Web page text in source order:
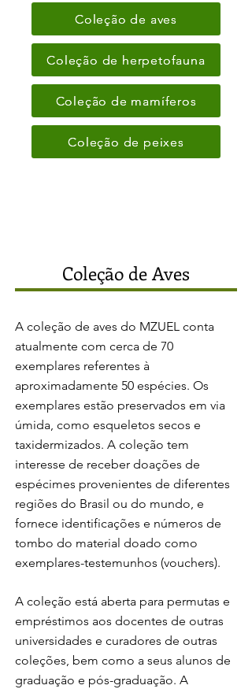
Coleção de aves
Coleção de herpetofauna
Coleção de mamíferos
Coleção de peixes
Coleção de Aves
A coleção de aves do MZUEL conta
atualmente com cerca de 70
exemplares ​referentes à
aproximadamente 50 espécies. Os
exemplares estão preservados em via
úmida, como esqueletos secos e
taxidermizados. A coleção tem
interesse de receber doações de
espécimes provenientes de diferentes
regiões do Brasil ou do mundo, e
fornece identificações e números de
tombo do material doado como
exemplares-testemunhos (vouchers).
A coleção está aberta para permutas e
empréstimos aos docentes de outras
universidades e curadores de outras
coleções, bem como a seus alunos de
graduação e pós-graduação. A